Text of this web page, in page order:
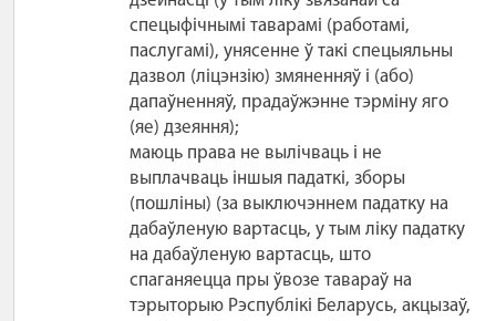
спецыфічнымі таварамі (работамі,
паслугамі), унясенне ў такі спецыяльны
дазвол (ліцэнзію) змяненняў і (або)
дапаўненняў, прадаўжэнне тэрміну яго
(яе) дзеяння);
маюць права не вылічваць і не
выплачваць іншыя падаткі, зборы
(пошліны) (за выключэннем падатку на
дабаўленую вартасць, у тым ліку падатку
на дабаўленую вартасць, што
спаганяецца пры ўвозе тавараў на
тэрыторыю Рэспублікі Беларусь, акцызаў,